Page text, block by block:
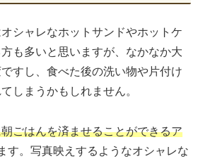
シャレなホットサンドやホットケ
も多いと思いますが、なかなか大
すし、食べた後の洗い物や片付け
しまうかもしれません。
ごはんを済ませることができるア
す。写真映えするようなオシャレな